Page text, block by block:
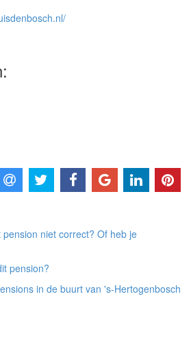
niet correct? Of heb je
pension?
in de buurt van 's-Hertogenbosch